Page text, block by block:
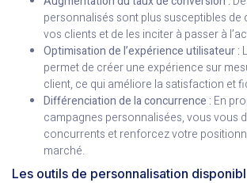
personnalisés sont plus susceptibles de
vos clients et de les inciter à passer à
Optimisation de l’expérience utilisateur :
permet de créer une expérience sur
client, ce qui améliore la satisfaction et
Différenciation de la concurrence : En
campagnes personnalisées, vous vous
concurrents et renforcez votre
marché.
Les outils de personnalisation